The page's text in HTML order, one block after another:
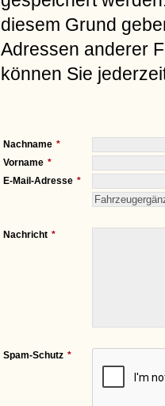
diesem Grund
Adressen anderer
können Sie
Nachname
Vorname
E-Mail-Adresse
Nachricht
Spam-Schutz